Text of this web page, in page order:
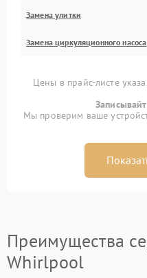
Замена улитки
Замена циркуляционного насоса
Цены в прайс-листе
Мы проверим ваше
Преимущества
Whirlpool